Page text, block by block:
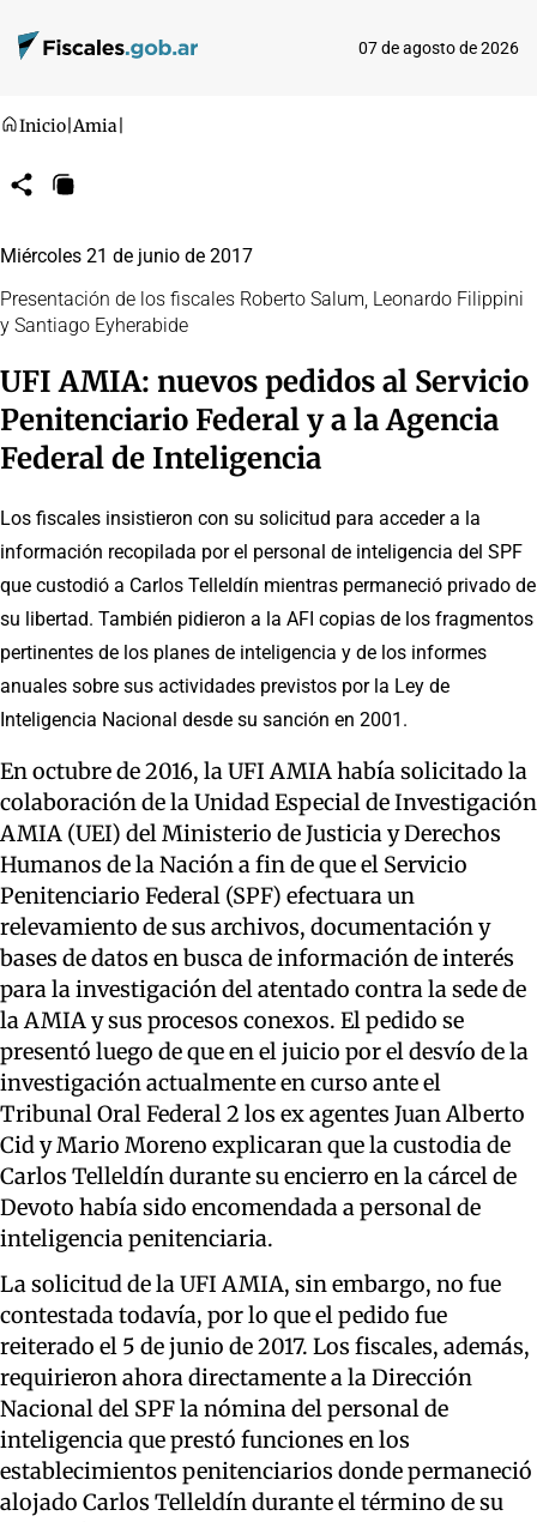
07 de agosto de 2026
Inicio Amia
CompartirCopiar
Miércoles 21 de junio de 2017
Presentación de los fiscales Roberto Salum, Leonardo Filippini
y Santiago Eyherabide
UFI AMIA: nuevos pedidos al Servicio
Penitenciario Federal y a la Agencia
Federal de Inteligencia
Los fiscales insistieron con su solicitud para acceder a la
información recopilada por el personal de inteligencia del SPF
que custodió a Carlos Telleldín mientras permaneció privado de
su libertad. También pidieron a la AFI copias de los fragmentos
pertinentes de los planes de inteligencia y de los informes
anuales sobre sus actividades previstos por la Ley de
Inteligencia Nacional desde su sanción en 2001.
En octubre de 2016, la UFI AMIA había solicitado la
colaboración de la Unidad Especial de Investigación
AMIA (UEI) del Ministerio de Justicia y Derechos
Humanos de la Nación a fin de que el Servicio
Penitenciario Federal (SPF) efectuara un
relevamiento de sus archivos, documentación y
bases de datos en busca de información de interés
para la investigación del atentado contra la sede de
la AMIA y sus procesos conexos. El pedido se
presentó luego de que en el juicio por el desvío de la
investigación actualmente en curso ante el
Tribunal Oral Federal 2 los ex agentes Juan Alberto
Cid y Mario Moreno explicaran que la custodia de
Carlos Telleldín durante su encierro en la cárcel de
Devoto había sido encomendada a personal de
inteligencia penitenciaria.
La solicitud de la UFI AMIA, sin embargo, no fue
contestada todavía, por lo que el pedido fue
reiterado el 5 de junio de 2017. Los fiscales, además,
requirieron ahora directamente a la Dirección
Nacional del SPF la nómina del personal de
inteligencia que prestó funciones en los
establecimientos penitenciarios donde permaneció
alojado Carlos Telleldín durante el término de su